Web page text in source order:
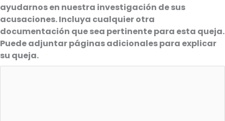
ayudarnos en nuestra investigación de sus
acusaciones. Incluya cualquier otra
documentación que sea pertinente para esta queja.
Puede adjuntar páginas adicionales para explicar
su queja.